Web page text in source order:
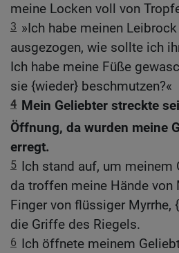
meine Locken voll von
3 »Ich habe meinen
ausgezogen, wie sollte ich
Ich habe meine Füße
sie {wieder} beschmutzen?«
4 Mein Geliebter streckte
Öffnung, da wurden meine
erregt.
5 Ich stand auf, um meinem
da troffen meine Hände von
Finger von flüssiger Myrrhe,
die Griffe des Riegels.
6 Ich öffnete meinem